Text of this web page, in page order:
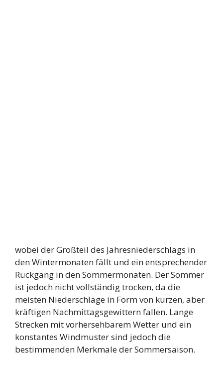
wobei der Großteil des Jahresniederschlags in
den Wintermonaten fällt und ein entsprechender
Rückgang in den Sommermonaten. Der Sommer
ist jedoch nicht vollständig trocken, da die
meisten Niederschläge in Form von kurzen, aber
kräftigen Nachmittagsgewittern fallen. Lange
Strecken mit vorhersehbarem Wetter und ein
konstantes Windmuster sind jedoch die
bestimmenden Merkmale der Sommersaison.